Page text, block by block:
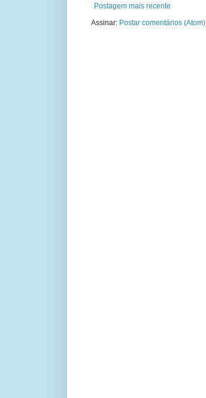
Postagem mais recente
Assinar: Postar comentários (Atom)